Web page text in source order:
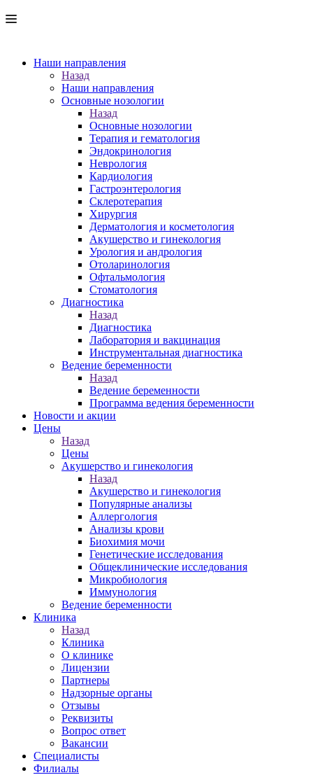
Наши направления
Назад
Наши направления
Основные нозологии
Назад
Основные нозологии
Терапия и гематология
Эндокринология
Неврология
Кардиология
Гастроэнтерология
Склеротерапия
Хирургия
Дерматология и косметология
Акушерство и гинекология
Урология и андрология
Отоларинология
Офтальмология
Стоматология
Диагностика
Назад
Диагностика
Лаборатория и вакцинация
Инструментальная диагностика
Ведение беременности
Назад
Ведение беременности
Программа ведения беременности
Новости и акции
Цены
Назад
Цены
Акушерство и гинекология
Назад
Акушерство и гинекология
Популярные анализы
Аллергология
Анализы крови
Биохимия мочи
Генетические исследования
Общеклинические исследования
Микробиология
Иммунология
Ведение беременности
Клиника
Назад
Клиника
О клинике
Лицензии
Партнеры
Надзорные органы
Отзывы
Реквизиты
Вопрос ответ
Вакансии
Специалисты
Филиалы